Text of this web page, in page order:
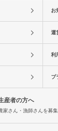
お
運
利
プ
産者の方へ
家さん・漁師さんを募